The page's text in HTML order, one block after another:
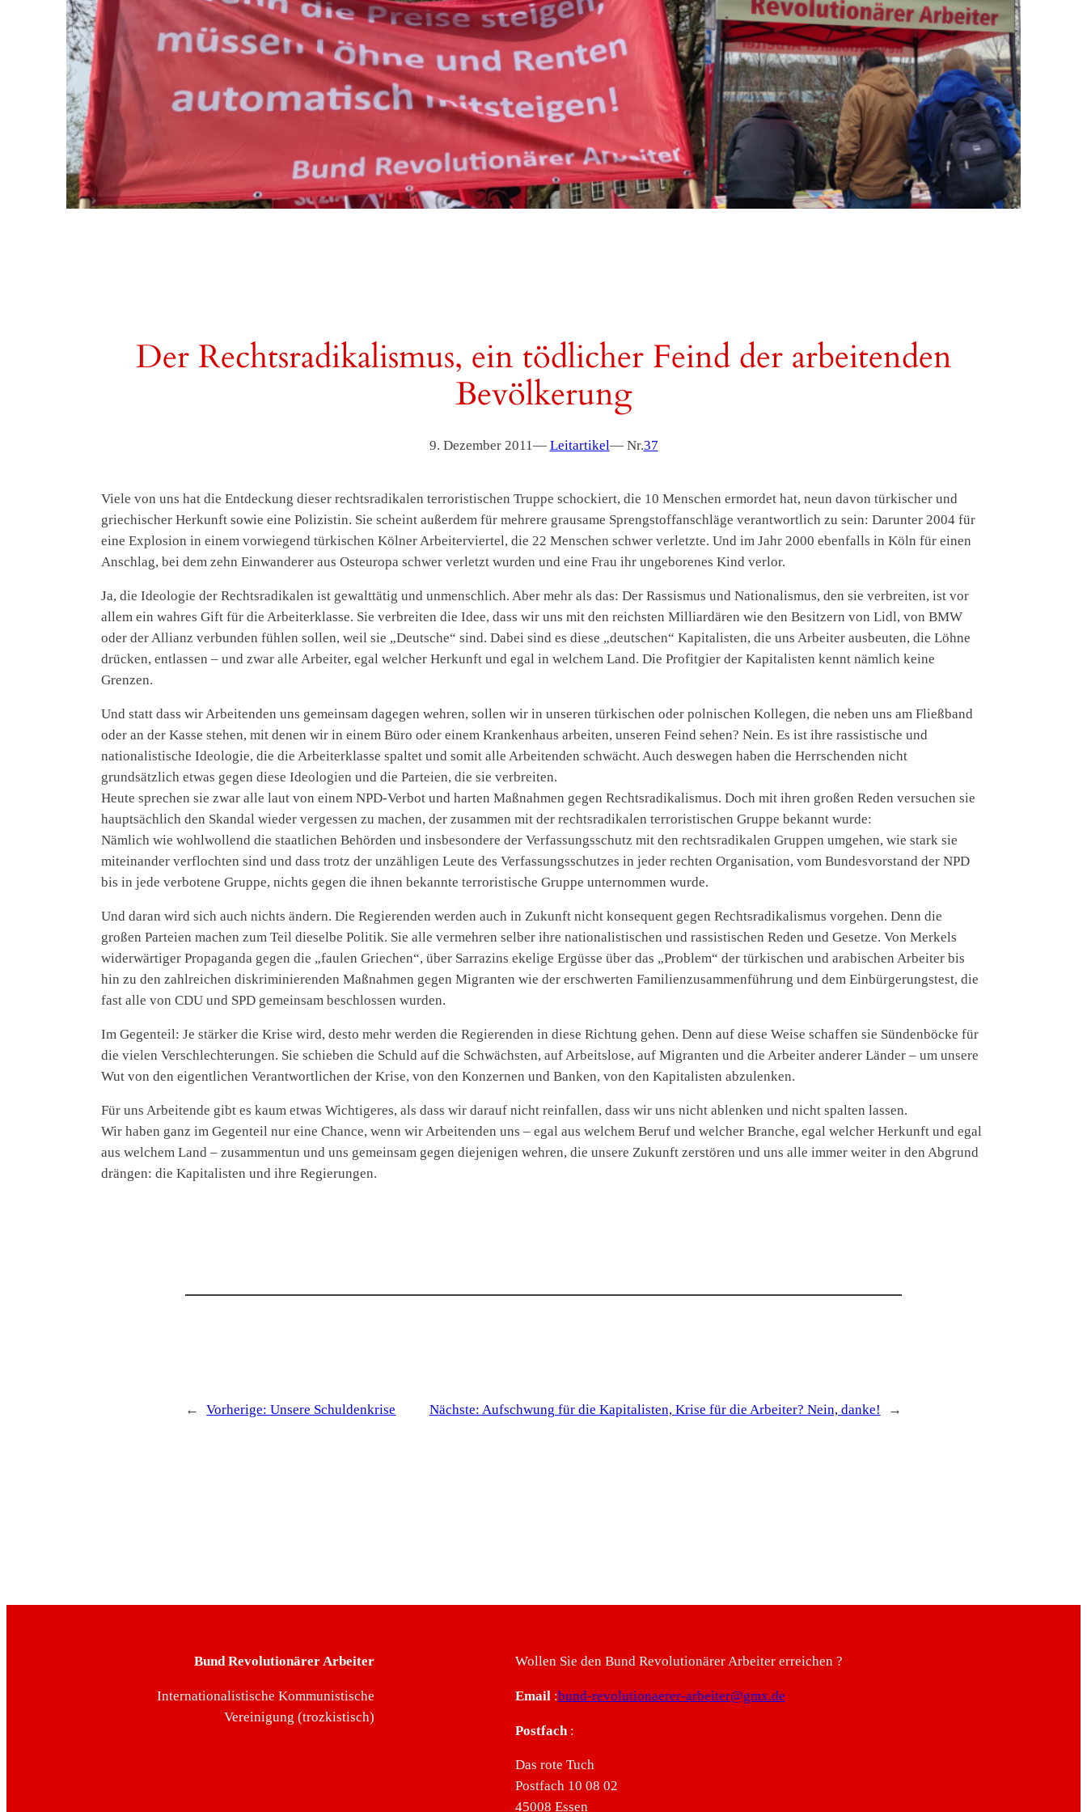
Der Rechtsradikalismus, ein tödlicher Feind der arbeitenden
Bevölkerung
9. Dezember 2011— Leitartikel— Nr.37
Viele von uns hat die Entdeckung dieser rechtsradikalen terroristischen Truppe schockiert, die 10 Menschen ermordet hat, neun davon türkischer und
griechischer Herkunft sowie eine Polizistin. Sie scheint außerdem für mehrere grausame Sprengstoffanschläge verantwortlich zu sein: Darunter 2004 für
eine Explosion in einem vorwiegend türkischen Kölner Arbeiterviertel, die 22 Menschen schwer verletzte. Und im Jahr 2000 ebenfalls in Köln für einen
Anschlag, bei dem zehn Einwanderer aus Osteuropa schwer verletzt wurden und eine Frau ihr ungeborenes Kind verlor.
Ja, die Ideologie der Rechtsradikalen ist gewalttätig und unmenschlich. Aber mehr als das: Der Rassismus und Nationalismus, den sie verbreiten, ist vor
allem ein wahres Gift für die Arbeiterklasse. Sie verbreiten die Idee, dass wir uns mit den reichsten Milliardären wie den Besitzern von Lidl, von BMW
oder der Allianz verbunden fühlen sollen, weil sie „Deutsche“ sind. Dabei sind es diese „deutschen“ Kapitalisten, die uns Arbeiter ausbeuten, die Löhne
drücken, entlassen – und zwar alle Arbeiter, egal welcher Herkunft und egal in welchem Land. Die Profitgier der Kapitalisten kennt nämlich keine
Grenzen.
Und statt dass wir Arbeitenden uns gemeinsam dagegen wehren, sollen wir in unseren türkischen oder polnischen Kollegen, die neben uns am Fließband
oder an der Kasse stehen, mit denen wir in einem Büro oder einem Krankenhaus arbeiten, unseren Feind sehen? Nein. Es ist ihre rassistische und
nationalistische Ideologie, die die Arbeiterklasse spaltet und somit alle Arbeitenden schwächt. Auch deswegen haben die Herrschenden nicht
grundsätzlich etwas gegen diese Ideologien und die Parteien, die sie verbreiten.
Heute sprechen sie zwar alle laut von einem NPD-Verbot und harten Maßnahmen gegen Rechtsradikalismus. Doch mit ihren großen Reden versuchen sie
hauptsächlich den Skandal wieder vergessen zu machen, der zusammen mit der rechtsradikalen terroristischen Gruppe bekannt wurde:
Nämlich wie wohlwollend die staatlichen Behörden und insbesondere der Verfassungsschutz mit den rechtsradikalen Gruppen umgehen, wie stark sie
miteinander verflochten sind und dass trotz der unzähligen Leute des Verfassungsschutzes in jeder rechten Organisation, vom Bundesvorstand der NPD
bis in jede verbotene Gruppe, nichts gegen die ihnen bekannte terroristische Gruppe unternommen wurde.
Und daran wird sich auch nichts ändern. Die Regierenden werden auch in Zukunft nicht konsequent gegen Rechtsradikalismus vorgehen. Denn die
großen Parteien machen zum Teil dieselbe Politik. Sie alle vermehren selber ihre nationalistischen und rassistischen Reden und Gesetze. Von Merkels
widerwärtiger Propaganda gegen die „faulen Griechen“, über Sarrazins ekelige Ergüsse über das „Problem“ der türkischen und arabischen Arbeiter bis
hin zu den zahlreichen diskriminierenden Maßnahmen gegen Migranten wie der erschwerten Familienzusammenführung und dem Einbürgerungstest, die
fast alle von CDU und SPD gemeinsam beschlossen wurden.
Im Gegenteil: Je stärker die Krise wird, desto mehr werden die Regierenden in diese Richtung gehen. Denn auf diese Weise schaffen sie Sündenböcke für
die vielen Verschlechterungen. Sie schieben die Schuld auf die Schwächsten, auf Arbeitslose, auf Migranten und die Arbeiter anderer Länder – um unsere
Wut von den eigentlichen Verantwortlichen der Krise, von den Konzernen und Banken, von den Kapitalisten abzulenken.
Für uns Arbeitende gibt es kaum etwas Wichtigeres, als dass wir darauf nicht reinfallen, dass wir uns nicht ablenken und nicht spalten lassen.
Wir haben ganz im Gegenteil nur eine Chance, wenn wir Arbeitenden uns – egal aus welchem Beruf und welcher Branche, egal welcher Herkunft und egal
aus welchem Land – zusammentun und uns gemeinsam gegen diejenigen wehren, die unsere Zukunft zerstören und uns alle immer weiter in den Abgrund
drängen: die Kapitalisten und ihre Regierungen.
← Vorherige:Unsere Schuldenkrise Nächste: Aufschwung für die Kapitalisten, Krise für die Arbeiter? Nein, danke! →
Bund Revolutionärer Arbeiter
Internationalistische Kommunistische
Vereinigung (trozkistisch)
Wollen Sie den Bund Revolutionärer Arbeiter erreichen ?
Email:bund-revolutionaerer-arbeiter@gmx.de
Postfach:
Das rote Tuch
Postfach 10 08 02
45008 Essen